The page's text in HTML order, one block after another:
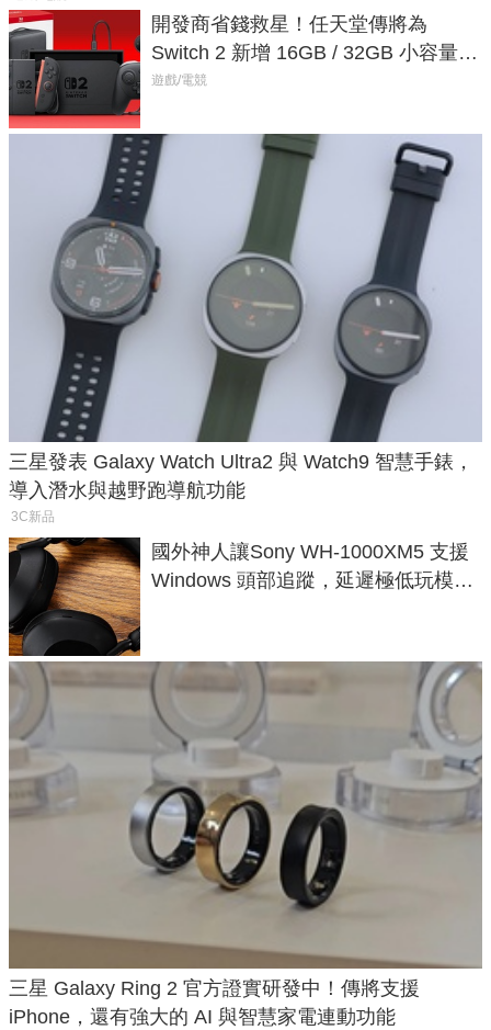
開發商省錢救星！任天堂傳將為
Switch 2 新增 16GB / 32GB 小容量遊
戲卡的選擇
遊戲/電競
三星發表 Galaxy Watch Ultra2 與 Watch9 智慧手錶，
導入潛水與越野跑導航功能
3C新品
國外神人讓Sony WH-1000XM5 支援
Windows 頭部追蹤，延遲極低玩模擬
三星 Galaxy Ring 2 官方證實研發中！傳將支援
iPhone，還有強大的 AI 與智慧家電連動功能